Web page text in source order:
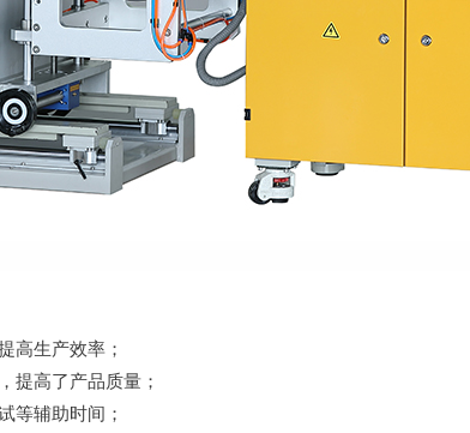
高生产效率；
提高了产品质量；
等辅助时间；